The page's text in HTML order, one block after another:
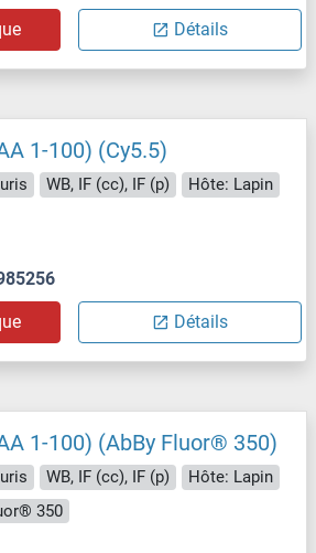
Détails
1-100) (Cy5.5)
WB, IF (cc), IF (p)
Hôte: Lapin
Détails
1-100) (AbBy Fluor® 350)
WB, IF (cc), IF (p)
Hôte: Lapin
350